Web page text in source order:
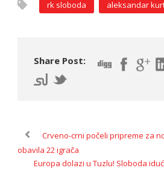
rk sloboda aleksandar
Share Post:
Crveno-crni počeli pripreme za
obavila 22 igrača
Europa dolazi u Tuzlu! Sloboda